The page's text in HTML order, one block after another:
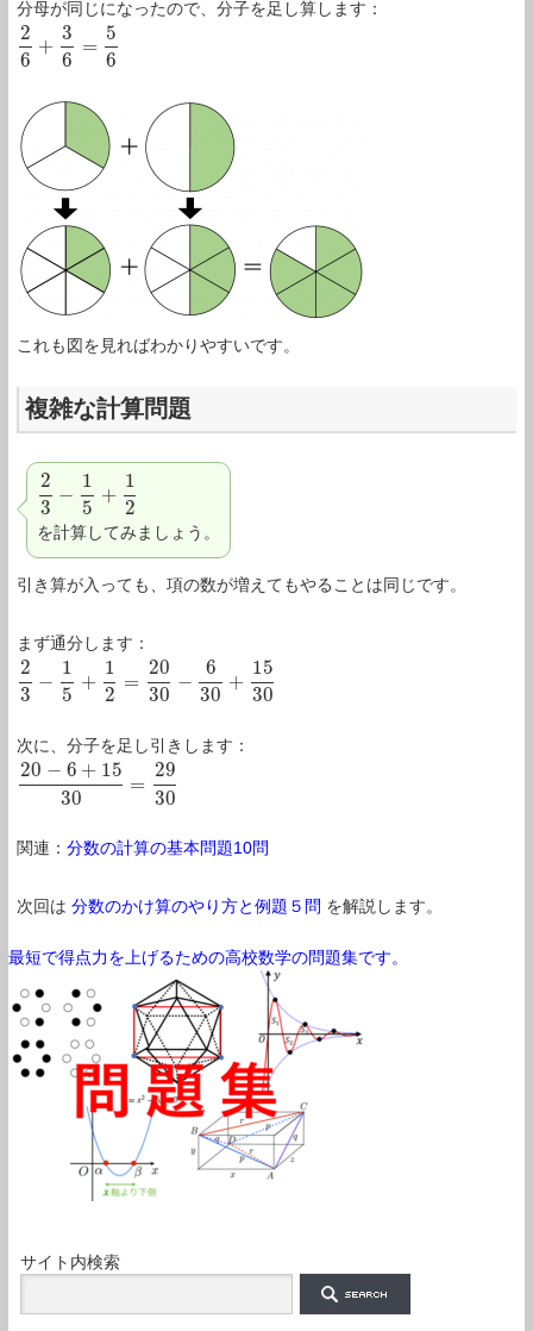
分母が同じになったので、分子を足し算します：
2
6
+
3
6
=
5
6
26 +3 6= 6
これも図を見ればわかりやすいです。
複雑な計算問題
2
3
−
1
5
+
1
2
23 −1 5+ 12
を計算してみましょう。
引き算が入っても、項の数が増えてもやることは同じです。
まず通分します：
2
3
−
1
5
+
1
2
=
20
30
−
6
30
+
15
30
23 −1 5+ 12= 20 30 −630 +1530
次に、分子を足し引きします：
20 − 6 + 15
30
=
29
30
20−6+1530=29 30
関連： 分数の計算の基本問題10問
次回は 分数のかけ算のやり方と例題５問 を解説します。
最短で得点力を上げるための高校数学の問題集です。
サイト内検索